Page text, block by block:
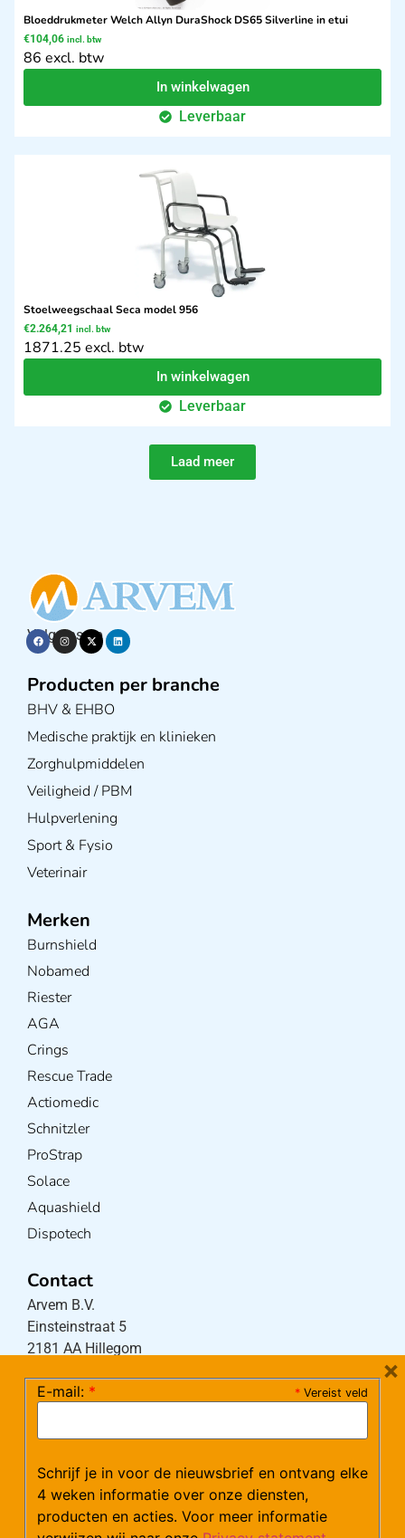
Bloeddrukmeter Welch Allyn DuraShock DS65 Silverline in etui
€104,06 incl. btw
86 excl. btw
In winkelwagen
Leverbaar
Stoelweegschaal Seca model 956
€2.264,21 incl. btw
1871.25 excl. btw
In winkelwagen
Leverbaar
Laad meer
Volg ons op
Producten per branche
BHV & EHBO
Medische praktijk en klinieken
Zorghulpmiddelen
Veiligheid / PBM
Hulpverlening
Sport & Fysio
Veterinair
Merken
Burnshield
Nobamed
Riester
AGA
Crings
Rescue Trade
Actiomedic
Schnitzler
ProStrap
Solace
Aquashield
Dispotech
Contact
Arvem B.V.
Einsteinstraat 5
2181 AA Hillegom
(maandag – donderdag 08:30-17:15 uur / vrijdag
Mail:klantenservice@arvem.nl
* Vereist veld
E-mail: *
Schrijf je in voor de nieuwsbrief en ontvang elke
4 weken informatie over onze diensten,
producten en acties. Voor meer informatie
×